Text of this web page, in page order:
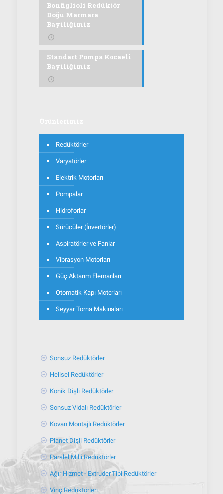
Bonfiglioli Redüktör
Doğu Marmara
Bayiliğimiz
Standart Pompa Kocaeli
Bayiliğimiz
Redüktörler
Varyatörler
Elektrik Motorları
Pompalar
Hidroforlar
Sürücüler (İnvertörler)
Aspiratörler ve Fanlar
Vibrasyon Motorları
Güç Aktarım Elemanları
Otomatik Kapı Motorları
Seyyar Torna Makinaları
Sonsuz Redüktörler
Helisel Redüktörler
Konik Dişli Redüktörler
Sonsuz Vidalı Redüktörler
Kovan Montajlı Redüktörler
Planet Dişli Redüktörler
Paralel Milli Redüktörler
Ağır Hizmet - Extruder Tipi Redüktörler
Vinç Redüktörleri